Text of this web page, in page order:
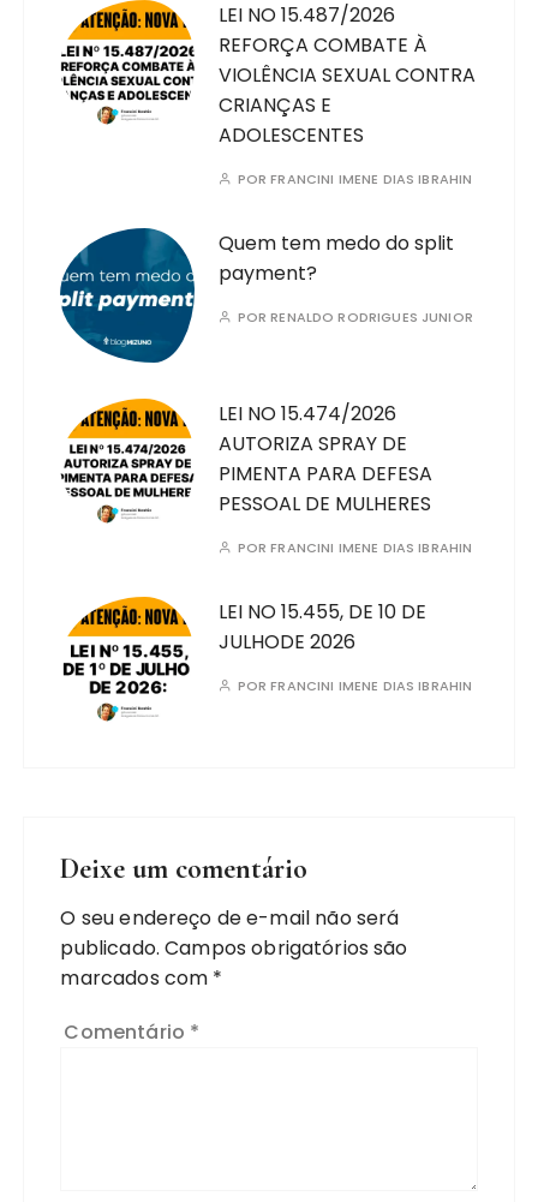
LEI NO 15.487/2026
REFORÇA COMBATE À
VIOLÊNCIA SEXUAL CONTRA
CRIANÇAS E
ADOLESCENTES
PORFRANCINI IMENE DIAS IBRAHIN
Quem tem medo do split
payment?
PORRENALDO RODRIGUES JUNIOR
LEI NO 15.474/2026
AUTORIZA SPRAY DE
PIMENTA PARA DEFESA
PESSOAL DE MULHERES
PORFRANCINI IMENE DIAS IBRAHIN
LEI NO 15.455, DE 10 DE
JULHODE 2026
PORFRANCINI IMENE DIAS IBRAHIN
Deixe um comentário
O seu endereço de e-mail não será
publicado. Campos obrigatórios são
marcados com *
Comentário *